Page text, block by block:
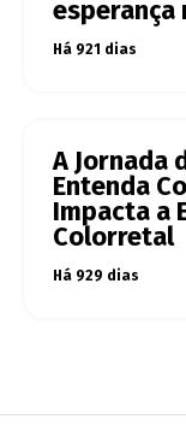
esperança
Há 921 dias
A Jornada
Entenda
Impacta a
Colorretal
Há 929 dias